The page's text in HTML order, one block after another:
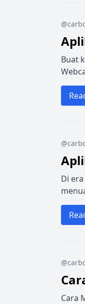
Buat
Di
Cara